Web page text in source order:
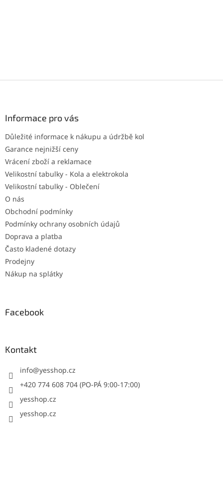
Informace pro vás
Důležité informace k nákupu a údržbě kol
Garance nejnižší ceny
Vrácení zboží a reklamace
Velikostní tabulky - Kola a elektrokola
Velikostní tabulky - Oblečení
O nás
Obchodní podmínky
Podmínky ochrany osobních údajů
Doprava a platba
Často kladené dotazy
Prodejny
Nákup na splátky
Facebook
Kontakt
info@yesshop.cz
+420 774 608 704 (PO-PÁ 9:00-17:00)
yesshop.cz
yesshop.cz